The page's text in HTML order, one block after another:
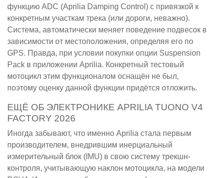
функцию ADC (Aprilia Damping Control) с привязкой к
конкретным участкам трека (или дороги, неважно).
Система, автоматически меняет поведение подвесок в
зависимости от местоположения, определяя его по
GPS. Правда, при условии покупки опции Suspension
Pack в приложении Aprilia. Конкретный тестовый
мотоцикл этим функционалом оснащён не был,
поэтому оценку данной функции придётся отложить.
ЕЩЁ ОБ ЭЛЕКТРОНИКЕ APRILIA TUONO V4
FACTORY 2026
Иногда забывают, что именно Aprilia стала первым
производителем, внедрившим инерциальный
измерительный блок (IMU) в свою систему трекшн-
контроля, учитывающую наклон мотоцикла, на модели